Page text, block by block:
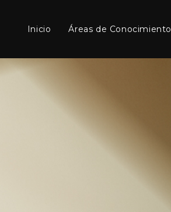
Inicio Áreas de Conocimiento